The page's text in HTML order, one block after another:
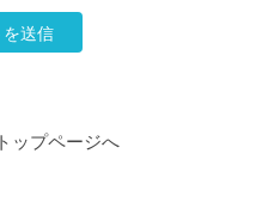
トップページへ